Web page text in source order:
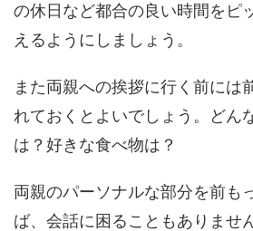
の休日など都合の良い時間をピ
えるようにしましょう。
また両親への挨拶に行く前には
れておくとよいでしょう。どん
は？好きな食べ物は？
両親のパーソナルな部分を前も
ば、会話に困ることもありませ